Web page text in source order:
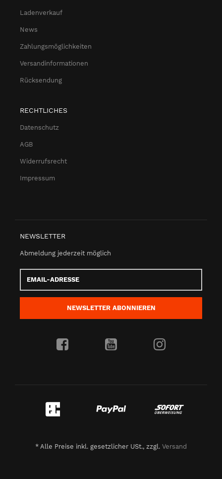
Ladenverkauf
News
Zahlungsmöglichkeiten
Versandinformationen
Rücksendung
RECHTLICHES
Datenschutz
AGB
Widerrufsrecht
Impressum
NEWSLETTER
Abmeldung jederzeit möglich
Adresse
NEWSLETTER ABONNIEREN
* Alle Preise inkl. gesetzlicher USt., zzgl. Versand